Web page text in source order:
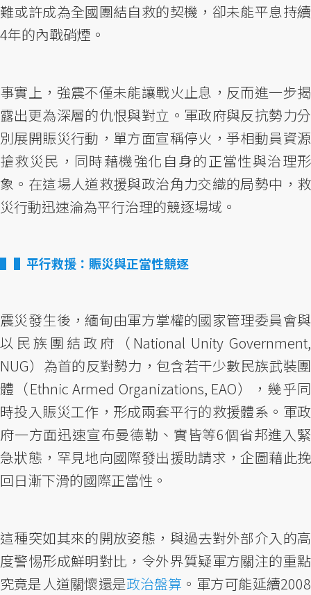
難或許成為全國團結自救的契機，卻未能平息持續
4年的內戰硝煙。
事實上，強震不僅未能讓戰火止息，反而進一步揭
露出更為深層的仇恨與對立。軍政府與反抗勢力分
別展開賑災行動，單方面宣稱停火，爭相動員資源
搶救災民，同時藉機強化自身的正當性與治理形
象。在這場人道救援與政治角力交織的局勢中，救
災行動迅速淪為平行治理的競逐場域。
▌平行救援：賑災與正當性競逐
震災發生後，緬甸由軍方掌權的國家管理委員會與
以民族團結政府（National Unity Government,
NUG）為首的反對勢力，包含若干少數民族武裝團
體（Ethnic Armed Organizations, EAO），幾乎同
時投入賑災工作，形成兩套平行的救援體系。軍政
府一方面迅速宣布曼德勒、實皆等6個省邦進入緊
急狀態，罕見地向國際發出援助請求，企圖藉此挽
回日漸下滑的國際正當性。
這種突如其來的開放姿態，與過去對外部介入的高
度警惕形成鮮明對比，令外界質疑軍方關注的重點
究竟是人道關懷還是政治盤算 。軍方可能延續2008